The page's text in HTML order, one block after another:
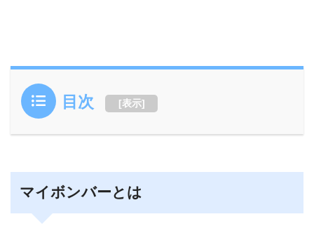
目次 [表示]
マイボンバーとは